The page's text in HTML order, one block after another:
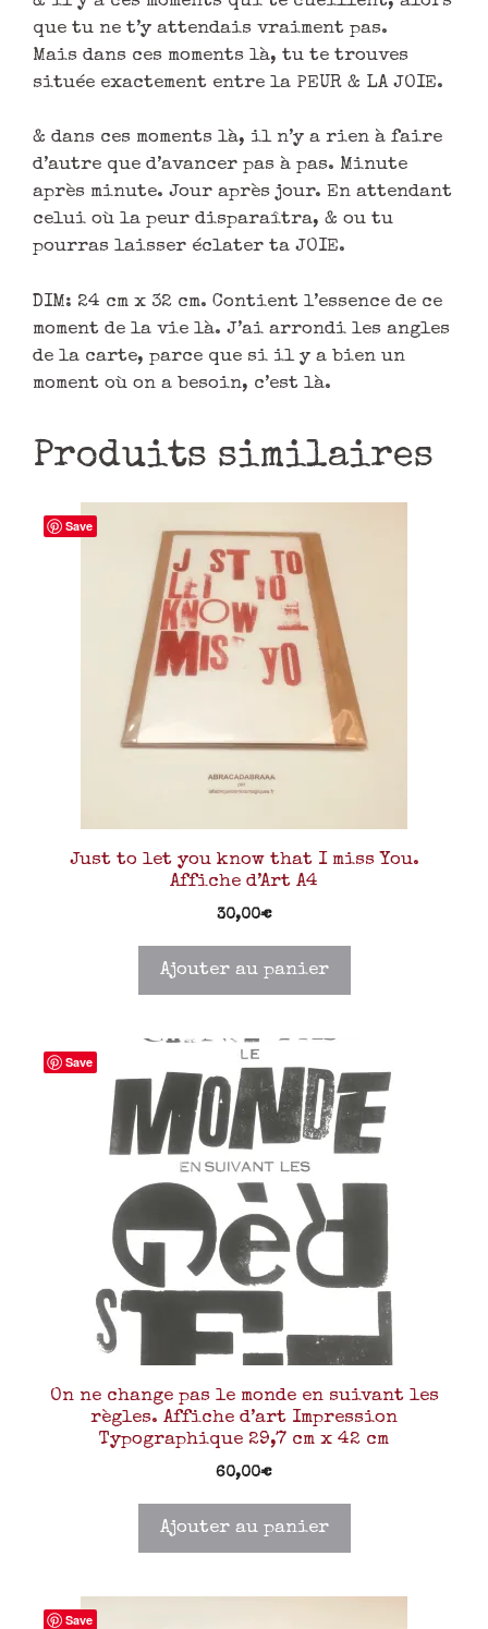
que tu ne t’y attendais vraiment pas.
Mais dans ces moments là, tu te trouves
située exactement entre la PEUR & LA JOIE.
& dans ces moments là, il n’y a rien à faire
d’autre que d’avancer pas à pas. Minute
après minute. Jour après jour. En attendant
celui où la peur disparaîtra, & ou tu
pourras laisser éclater ta JOIE.
DIM: 24 cm x 32 cm. Contient l’essence de ce
moment de la vie là. J’ai arrondi les angles
de la carte, parce que si il y a bien un
moment où on a besoin, c’est là.
Produits similaires
Save
Just to let you know that I miss You.
Affiche d’Art A4
30,00€
Ajouter au panier
Save
On ne change pas le monde en suivant les
règles. Affiche d’art Impression
Typographique 29,7 cm x 42 cm
60,00€
Ajouter au panier
Save